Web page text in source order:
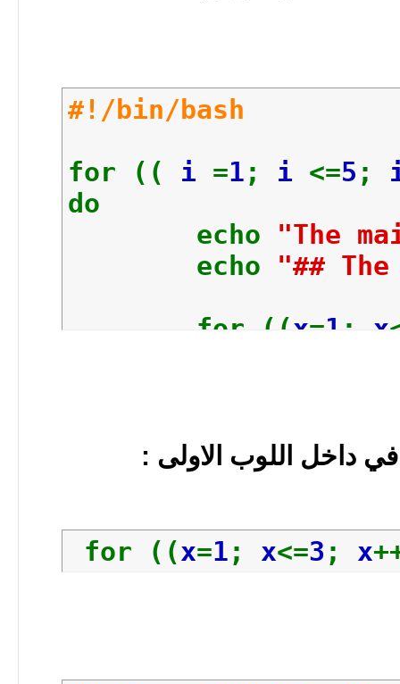
#!/bin/bash
for (( i =1 ; i <=5 ;
do
echo "The
echo "##
for ((x=1 ; x
done
#EOF
في داخل اللوب الاولى :
for ((x=1 ; x<=3 ; x